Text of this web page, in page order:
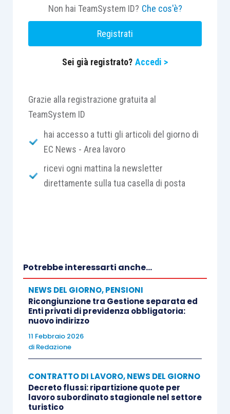
Non hai TeamSystem ID? Che cos'è?
Registrati
Sei già registrato? Accedi >
Grazie alla registrazione gratuita al
TeamSystem ID
hai accesso a tutti gli articoli del giorno di
EC News - Area lavoro
ricevi ogni mattina la newsletter
direttamente sulla tua casella di posta
Potrebbe interessarti anche...
NEWS DEL GIORNO,PENSIONI
Ricongiunzione tra Gestione separata ed
Enti privati di previdenza obbligatoria:
nuovo indirizzo
11 Febbraio 2026
di Redazione
CONTRATTO DI LAVORO,NEWS DEL GIORNO
Decreto flussi: ripartizione quote per
lavoro subordinato stagionale nel settore
turistico